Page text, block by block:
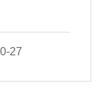
27